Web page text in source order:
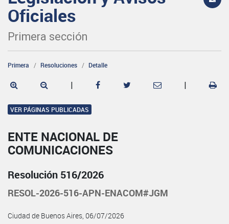
Oficiales
Primera sección
Primera Resoluciones Detalle
| |
VER PÁGINAS PUBLICADAS
ENTE NACIONAL DE
COMUNICACIONES
Resolución 516/2026
RESOL-2026-516-APN-ENACOM#JGM
Ciudad de Buenos Aires, 06/07/2026